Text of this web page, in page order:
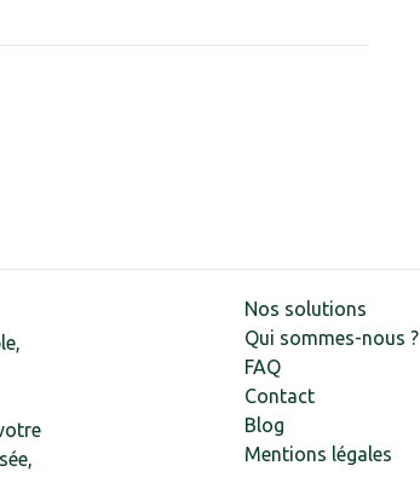
Nos solutions
Qui sommes-nous ?
FAQ
Contact
Blog
Mentions légales